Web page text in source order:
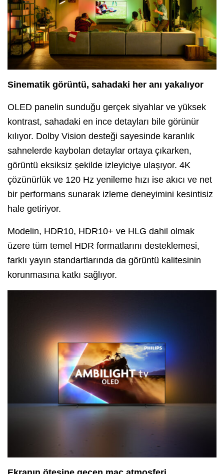
Sinematik görüntü, sahadaki her anı yakalıyor
OLED panelin sunduğu gerçek siyahlar ve yüksek
kontrast, sahadaki en ince detayları bile görünür
kılıyor. Dolby Vision desteği sayesinde karanlık
sahnelerde kaybolan detaylar ortaya çıkarken,
görüntü eksiksiz şekilde izleyiciye ulaşıyor. 4K
çözünürlük ve 120 Hz yenileme hızı ise akıcı ve net
bir performans sunarak izleme deneyimini kesintisiz
hale getiriyor.
Modelin, HDR10, HDR10+ ve HLG dahil olmak
üzere tüm temel HDR formatlarını desteklemesi,
farklı yayın standartlarında da görüntü kalitesinin
korunmasına katkı sağlıyor.